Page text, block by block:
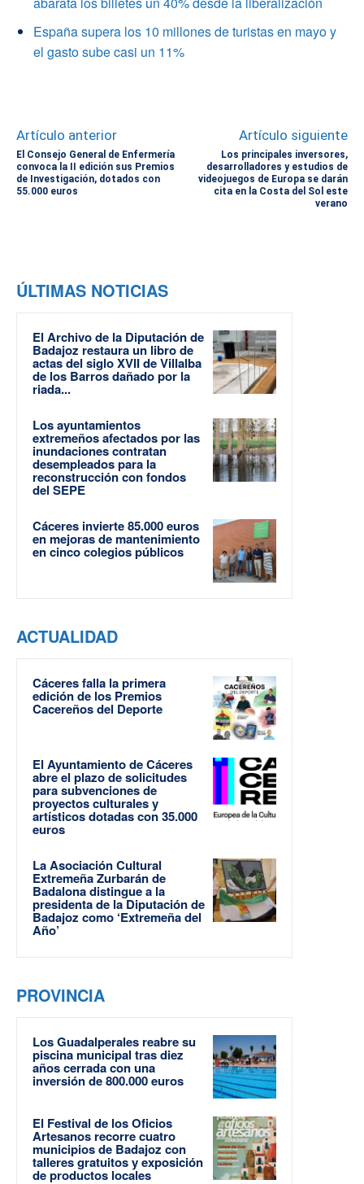
España supera los 10 millones de turistas en mayo y
el gasto sube casi un 11%
Artículo anterior
El Consejo General de Enfermería
convoca la II edición sus Premios
de Investigación, dotados con
55.000 euros
Artículo siguiente
Los principales inversores,
desarrolladores y estudios de
videojuegos de Europa se darán
cita en la Costa del Sol este
verano
ÚLTIMAS NOTICIAS
El Archivo de la Diputación de
Badajoz restaura un libro de
actas del siglo XVII de Villalba
de los Barros dañado por la
riada...
Los ayuntamientos
extremeños afectados por las
inundaciones contratan
desempleados para la
reconstrucción con fondos
del SEPE
Cáceres invierte 85.000 euros
en mejoras de mantenimiento
en cinco colegios públicos
ACTUALIDAD
Cáceres falla la primera
edición de los Premios
Cacereños del Deporte
El Ayuntamiento de Cáceres
abre el plazo de solicitudes
para subvenciones de
proyectos culturales y
artísticos dotadas con 35.000
euros
La Asociación Cultural
Extremeña Zurbarán de
Badalona distingue a la
presidenta de la Diputación de
Badajoz como ‘Extremeña del
Año’
PROVINCIA
Los Guadalperales reabre su
piscina municipal tras diez
años cerrada con una
inversión de 800.000 euros
El Festival de los Oficios
Artesanos recorre cuatro
municipios de Badajoz con
talleres gratuitos y exposición
de productos locales